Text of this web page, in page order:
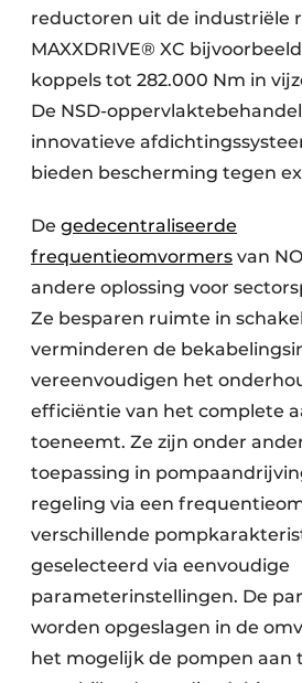
reductoren uit de industriële
MAXXDRIVE® XC
koppels tot 282.000 Nm in
De NSD-
innovatieve
bieden bescherming tegen
De gedecentraliseerde
frequentieomvormers van
andere oplossing voor
Ze besparen ruimte in
verminderen de
vereenvoudigen het
efficiëntie van het complete
toeneemt. Ze zijn onder
toepassing in
regeling via een
verschillende
geselecteerd via eenvoudige
parameterinstellingen. De
worden opgeslagen in de
het mogelijk de pompen aan